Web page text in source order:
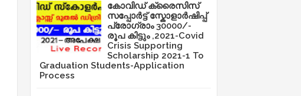
കോവിഡ് ക്രൈസിസ്
സപ്പോർട്ട് സ്കോളാർഷിപ്പ്
പ്രോഗ്രാം 30000/-
രൂപ കിട്ടും ,2021-Covid
Crisis Supporting
Scholarship 2021-1 To
Graduation Students-Application
Process